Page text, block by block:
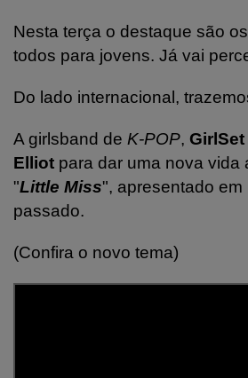
Nesta terça o destaque são
todos para jovens. Já vai
Do lado internacional,
A girlsband de K-POP, GirlSet
Elliot para dar uma nova vida
"Little Miss", apresentado
passado.
(Confira o novo tema)